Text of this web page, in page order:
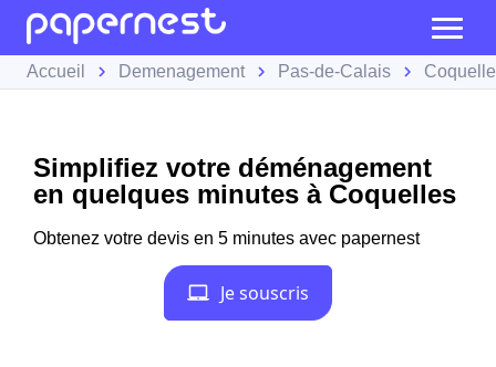
Accueil Demenagement Pas-de-Calais